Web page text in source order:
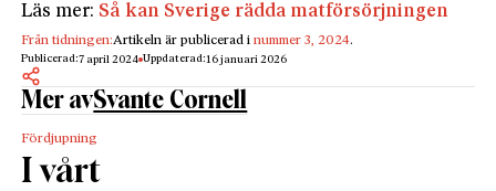
Läs mer: Så kan Sverige rädda matförsörjningen
Från tidningen:Artikeln är publicerad inummer 3, 2024.
Publicerad:7 april 2024 Uppdaterad:16 januari 2026
Mer avSvante Cornell
Fördjupning
I vårt